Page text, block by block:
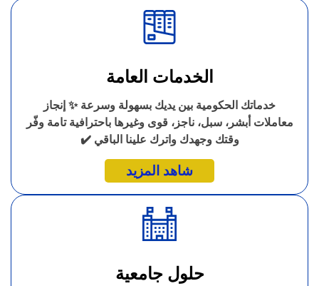
الخدمات العامة
خدماتك الحكومية بين يديك بسهولة وسرعة ✨ إنجاز
معاملات أبشر، سبل، ناجز، قوى وغيرها باحترافية تامة وفّر
وقتك وجهدك واترك علينا الباقي ✔️
شاهد المزيد
حلول جامعية